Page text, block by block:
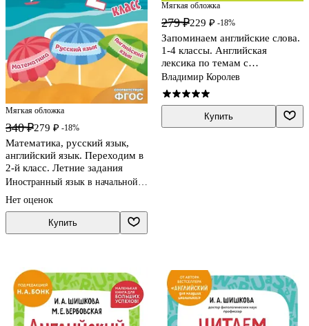
Мягкая обложка
340 ₽279 ₽ -18%
Математика, русский язык,
английский язык. Переходим в
2-й класс. Летние задания
Иностранный язык в начальной
Нет оценок
Купить
Мягкая обложка
279 ₽229 ₽ -18%
Запоминаем английские слова.
1-4 классы. Английская
лексика по темам с
транскрипцией и переводом
Владимир Королев
Купить